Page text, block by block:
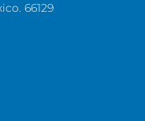
66129